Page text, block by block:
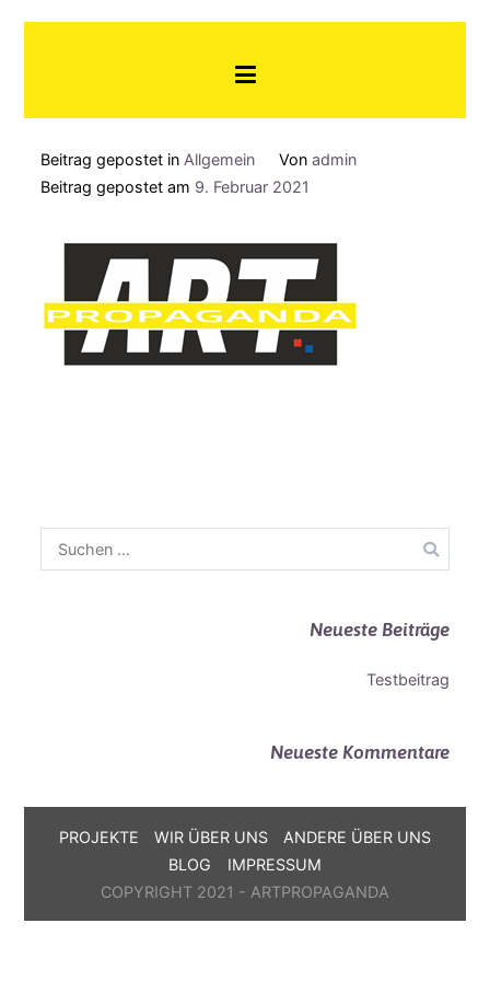
Beitrag gepostet in Allgemein Von admin
Beitrag gepostet am 9. Februar 2021
Suchen
nach:
Neueste Beiträge
Testbeitrag
Neueste Kommentare
PROJEKTE WIR ÜBER UNS
ANDERE ÜBER UNS
BLOG
IMPRESSUM
COPYRIGHT 2021 - ARTPROPAGANDA